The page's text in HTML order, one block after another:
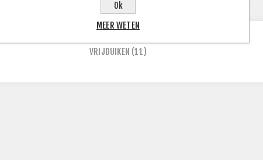
PRODUCTLABELS
VRIJDUIKEN (11)
Ok
MEER WETEN